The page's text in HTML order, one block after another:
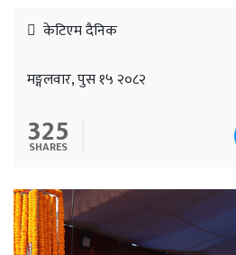
केटिएम दैनिक
मङ्गलवार, पुस १५ २०८२
325
SHARES